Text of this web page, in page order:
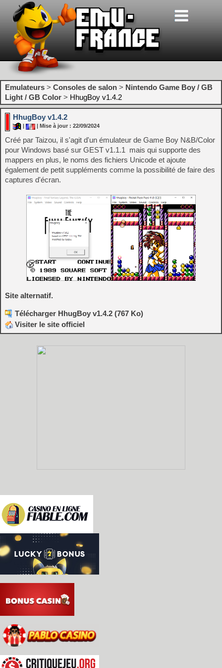
Emulateurs > Consoles de salon > Nintendo Game Boy / GB
Light / GB Color > HhugBoy v1.4.2
HhugBoy v1.4.2
| Mise à jour : 22/09/2024
Créé par Taizou, il s'agit d'un émulateur de Game Boy N&B/Color
pour Windows basé sur GEST v1.1.1 mais qui supporte des
mappers en plus, le noms des fichiers Unicode et ajoute
également de petit suppléments comme la possibilité de faire des
captures d'écran.
Site alternatif.
Télécharger HhugBoy v1.4.2 (767 Ko)
Visiter le site officiel